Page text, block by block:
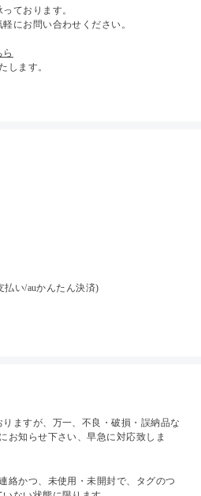
ております。
にお問い合わせください。
します。
い/auかんたん決済)
ますが、万一、不良・破損・誤納品な
お知らせ下さい、早急に対応致しま
絡かつ、未使用・未開封で、タグのつ